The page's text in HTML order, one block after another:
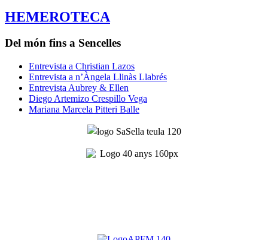
HEMEROTECA
Del món fins a Sencelles
Entrevista a Christian Lazos
Entrevista a n’Àngela Llinàs Llabrés
Entrevista Aubrey & Ellen
Diego Artemizo Crespillo Vega
Mariana Marcela Pitteri Balle